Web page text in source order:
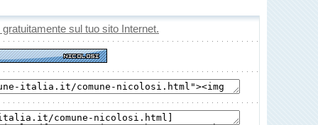
sul tuo sito Internet.